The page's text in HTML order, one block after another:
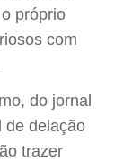
próprio
com
do jornal
de delação
trazer